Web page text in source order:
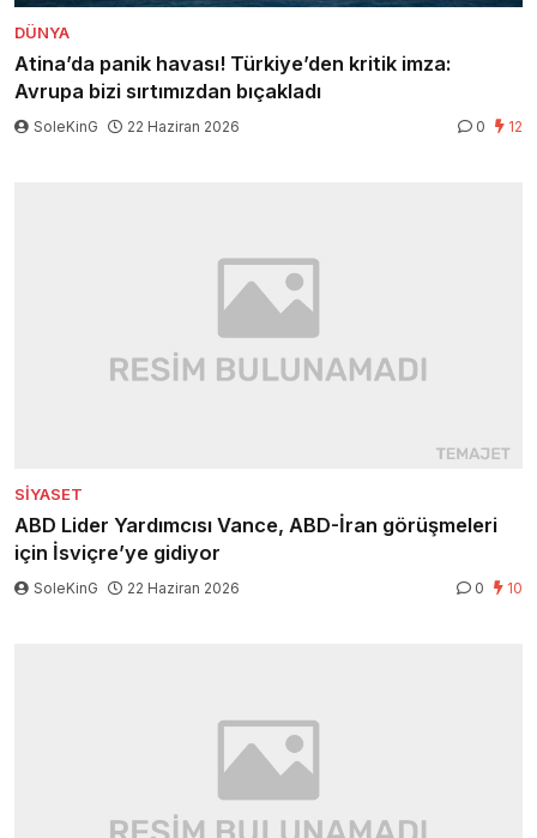
DÜNYA
Atina’da panik havası! Türkiye’den kritik imza:
Avrupa bizi sırtımızdan bıçakladı
SoleKinG 22 Haziran 2026 0 12
SIYASET
ABD Lider Yardımcısı Vance, ABD-İran görüşmeleri
için İsviçre’ye gidiyor
SoleKinG 22 Haziran 2026 0 10